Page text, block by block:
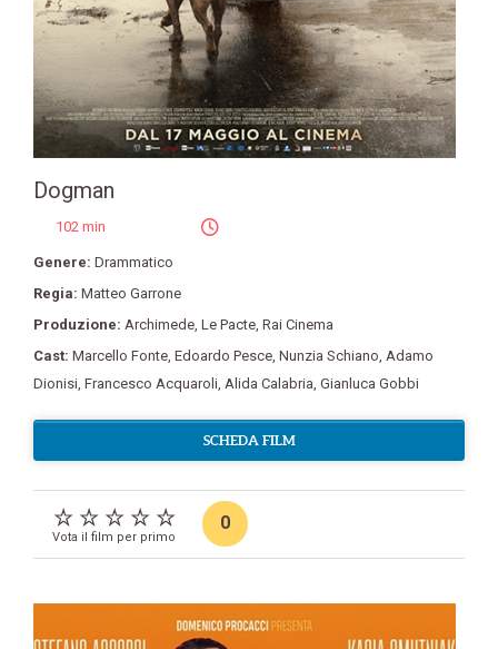
Dogman
102 min
Genere: Drammatico
Regia: Matteo Garrone
Produzione: Archimede, Le Pacte, Rai Cinema
Cast: Marcello Fonte, Edoardo Pesce, Nunzia Schiano, Adamo
Dionisi, Francesco Acquaroli, Alida Calabria, Gianluca Gobbi
SCHEDA FILM
Vota il film per primo
0